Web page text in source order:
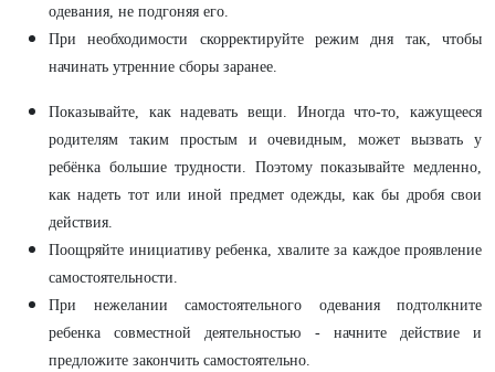
одевания, не подгоняя его.
При необходимости скорректируйте режим дня так, чтобы
начинать утренние сборы заранее.
Показывайте, как надевать вещи. Иногда что-то, кажущееся
родителям таким простым и очевидным, может вызвать у
ребёнка большие трудности. Поэтому показывайте медленно,
как надеть тот или иной предмет одежды, как бы дробя свои
действия.
Поощряйте инициативу ребенка, хвалите за каждое проявление
самостоятельности.
При нежелании самостоятельного одевания подтолкните
ребенка совместной деятельностью - начните действие и
предложите закончить самостоятельно.